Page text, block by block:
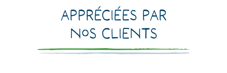
Appréciées par
nos clients